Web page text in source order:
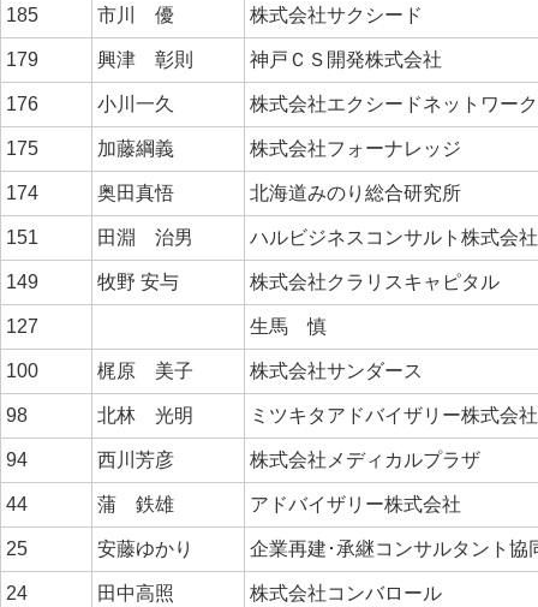
185 市川 優 株式会社サクシード
179 興津 彰則 神戸ＣＳ開発株式会社
176 小川一久 株式会社エクシードネットワー
175 加藤綱義 株式会社フォーナレッジ
174 奥田真悟 北海道みのり総合研究所
151 田淵 治男 ハルビジネスコンサルト株式会
149 牧野 安与 株式会社クラリスキャピタル
127 生馬 慎
100 梶原 美子 株式会社サンダース
98 北林 光明 ミツキタアドバイザリー株式会
94 西川芳彦 株式会社メディカルプラザ
44 蒲 鉄雄 アドバイザリー株式会社
25 安藤ゆかり 企業再建･承継コンサルタント協
24 田中高照 株式会社コンバロール